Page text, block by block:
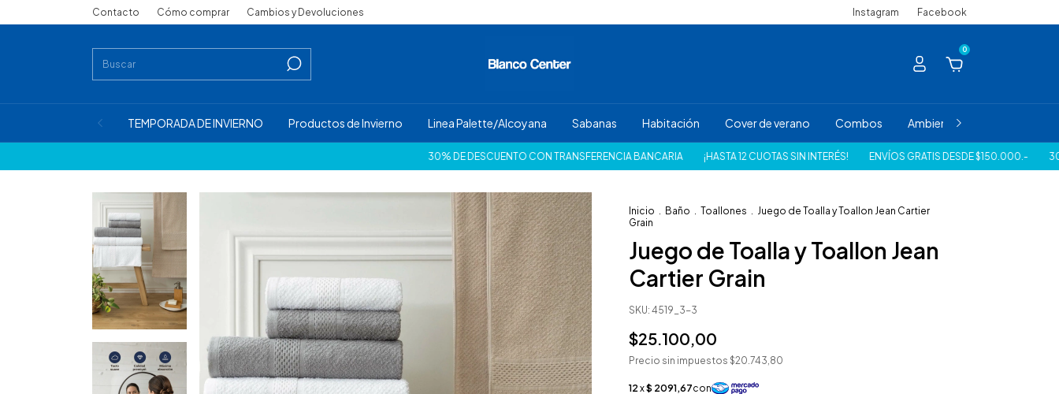
Contacto Cómo comprar Cambios y Devoluciones Instagram Facebook
0
TEMPORADA DE INVIERNO Productos de Invierno Linea Palette/Alcoyana Sabanas Habitación Cover de verano Combos Ambiente
30% DE DESCUENTO CON TRANSFERENCIA BANCARIA ¡HASTA 12 CUOTAS SIN INTERÉS! ENVÍOS GRATIS DESDE $150.000.- 30% DE
Inicio . Baño . Toallones . Juego de Toalla y Toallon Jean Cartier
Grain
Juego de Toalla y Toallon Jean
Cartier Grain
SKU: 4519_3-3
$25.100,00
Precio sin impuestos $20.743,80